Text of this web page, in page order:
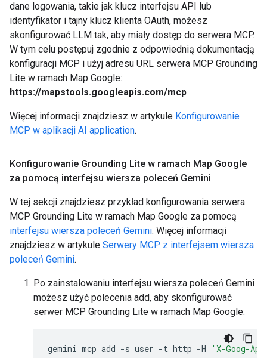
dane logowania, takie jak klucz interfejsu API lub
identyfikator i tajny klucz klienta OAuth, możesz
skonfigurować LLM tak, aby miały dostęp do serwera MCP.
W tym celu postępuj zgodnie z odpowiednią dokumentacją
konfiguracji MCP i użyj adresu URL serwera MCP Grounding
Lite w ramach Map Google:
https://mapstools.googleapis.com/mcp
Więcej informacji znajdziesz w artykule Konfigurowanie
MCP w aplikacji AI application.
Konfigurowanie Grounding Lite w ramach Map Google
za pomocą interfejsu wiersza poleceń Gemini
W tej sekcji znajdziesz przykład konfigurowania serwera
MCP Grounding Lite w ramach Map Google za pomocą
interfejsu wiersza poleceń Gemini. Więcej informacji
znajdziesz w artykule Serwery MCP z interfejsem wiersza
poleceń Gemini.
Po zainstalowaniu interfejsu wiersza poleceń Gemini
możesz użyć polecenia add, aby skonfigurować
serwer MCP Grounding Lite w ramach Map Google:
gemini mcp add -s user -t http -H 'X-Goog-